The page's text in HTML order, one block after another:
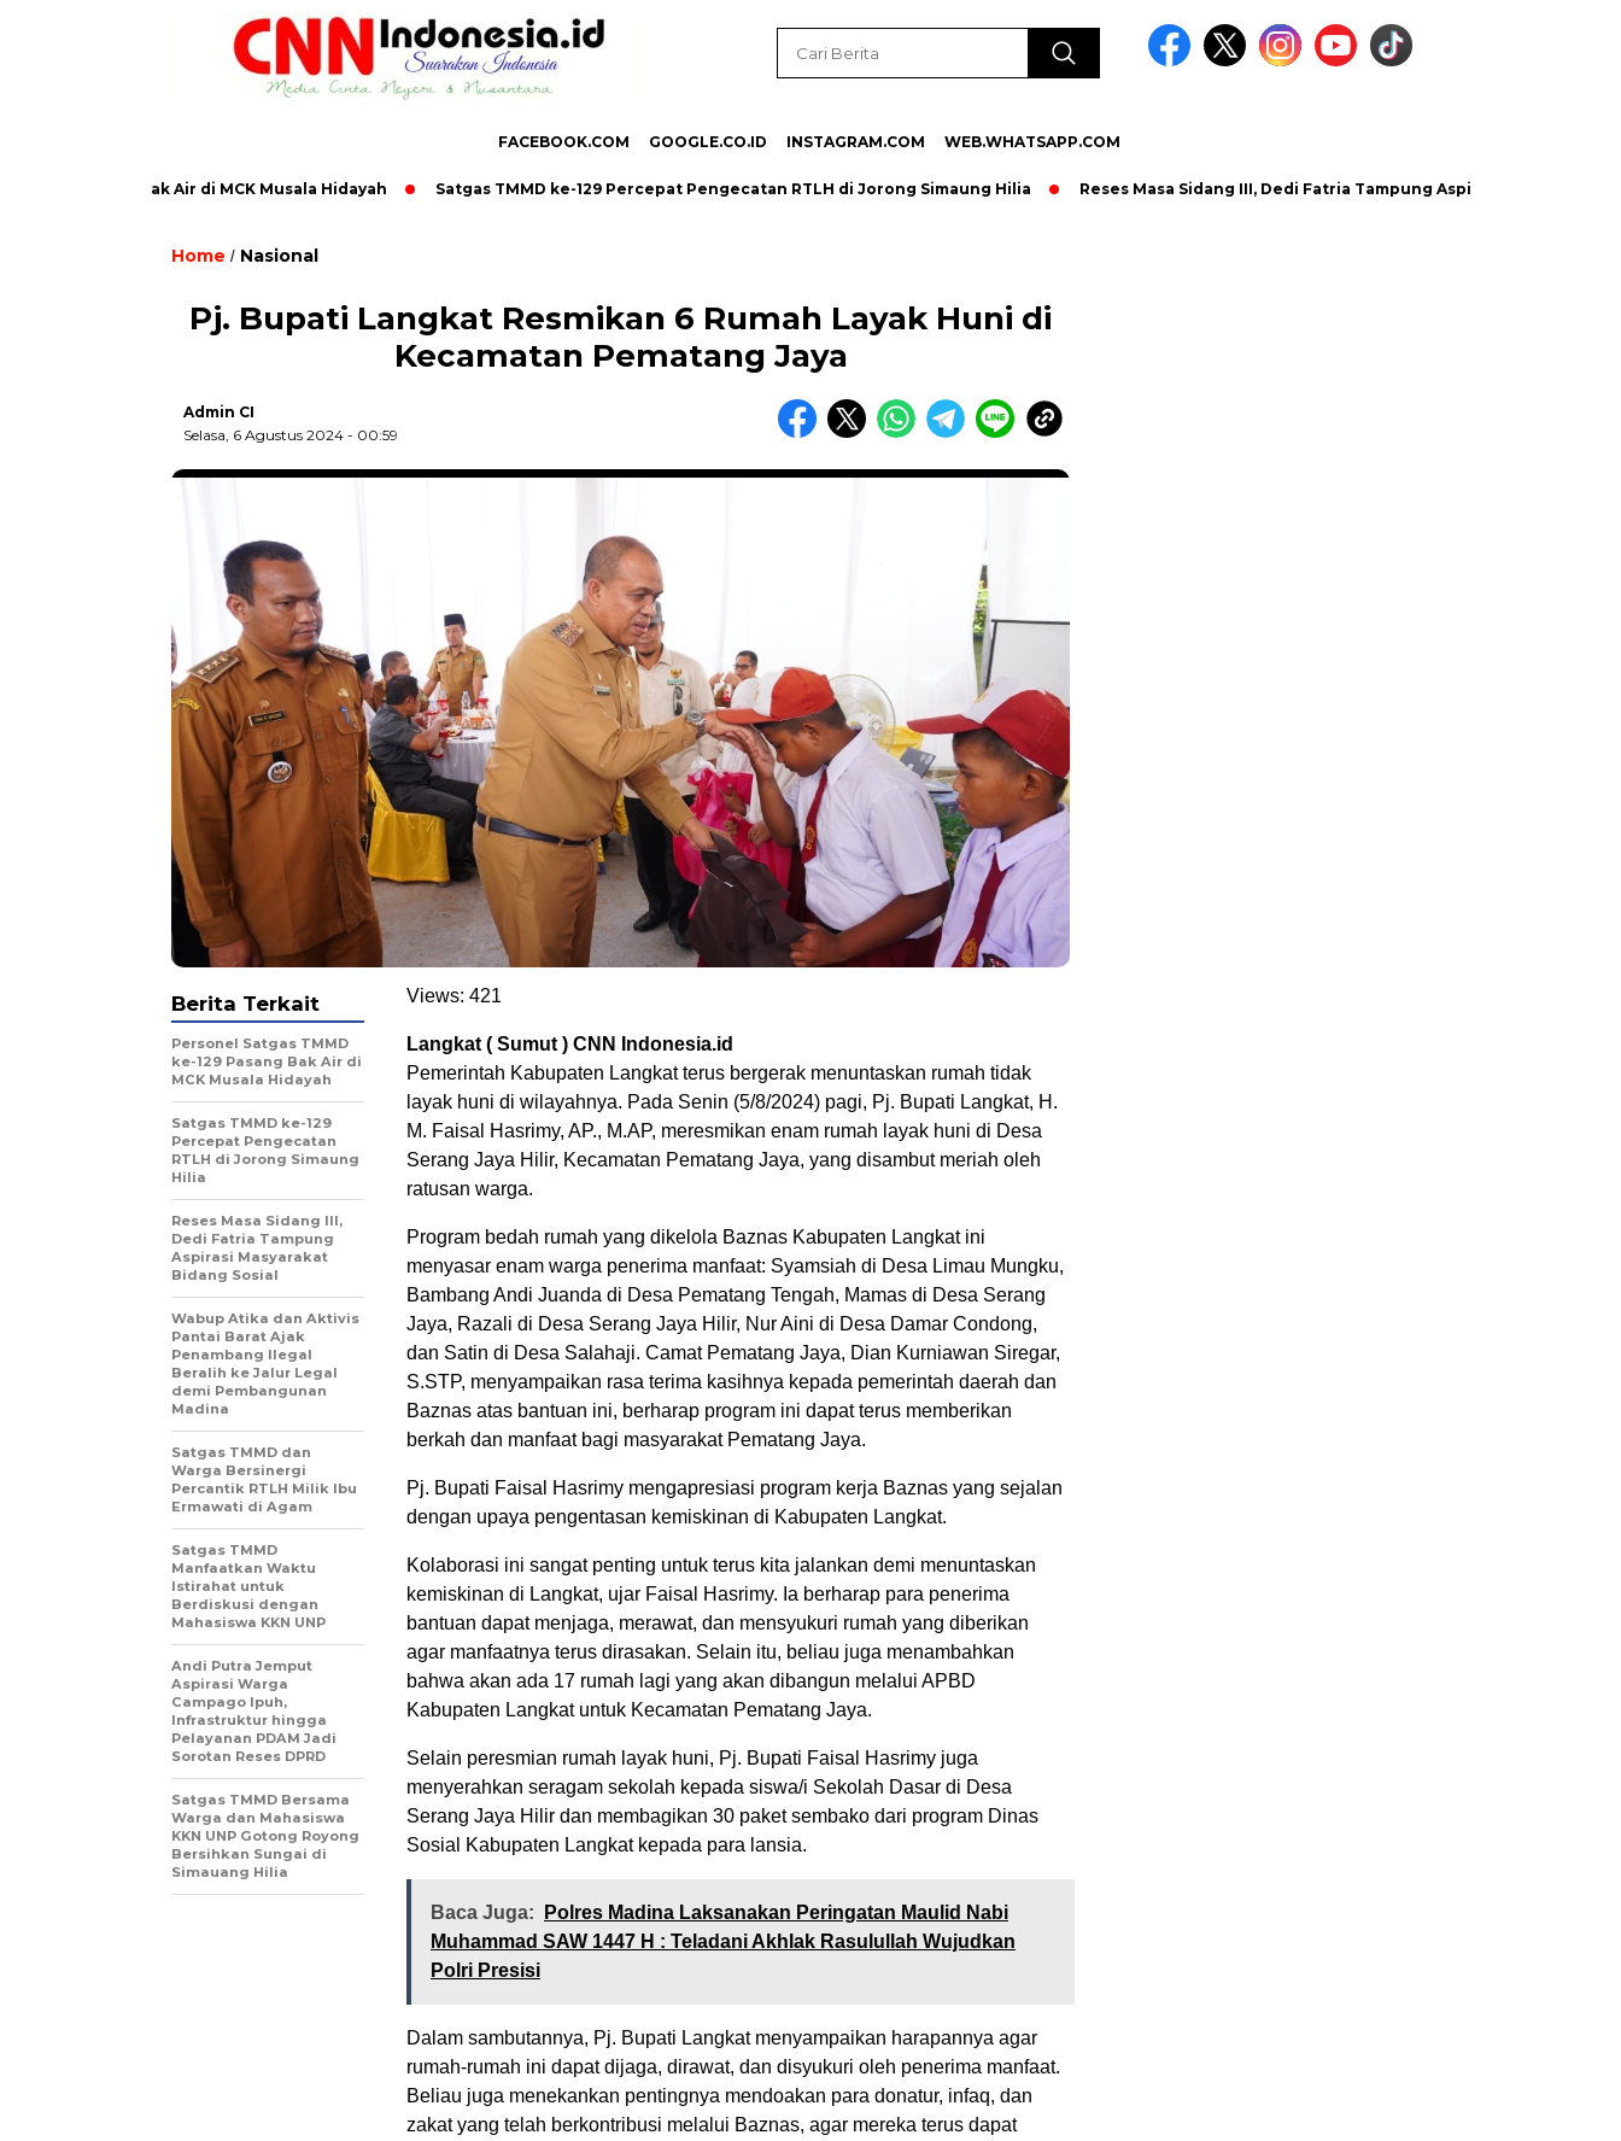
FACEBOOK.COM GOOGLE.CO.ID INSTAGRAM.COM WEB.WHATSAPP.COM
Pasang Bak Air di MCK Musala Hidayah Satgas TMMD ke-129 Percepat Pengecatan RTLH di Jorong Simaung Hilia Reses Masa Sidang III, Dedi Fatria Tampung Aspirasi Masyarakat Bidang
Home / Nasional
Pj. Bupati Langkat Resmikan 6 Rumah Layak Huni di
Kecamatan Pematang Jaya
Admin CI
Selasa, 6 Agustus 2024 - 00:59
Views: 421
Langkat ( Sumut ) CNN Indonesia.id
Pemerintah Kabupaten Langkat terus bergerak menuntaskan rumah tidak
layak huni di wilayahnya. Pada Senin (5/8/2024) pagi, Pj. Bupati Langkat, H.
M. Faisal Hasrimy, AP., M.AP, meresmikan enam rumah layak huni di Desa
Serang Jaya Hilir, Kecamatan Pematang Jaya, yang disambut meriah oleh
ratusan warga.
Program bedah rumah yang dikelola Baznas Kabupaten Langkat ini
menyasar enam warga penerima manfaat: Syamsiah di Desa Limau Mungku,
Bambang Andi Juanda di Desa Pematang Tengah, Mamas di Desa Serang
Jaya, Razali di Desa Serang Jaya Hilir, Nur Aini di Desa Damar Condong,
dan Satin di Desa Salahaji. Camat Pematang Jaya, Dian Kurniawan Siregar,
S.STP, menyampaikan rasa terima kasihnya kepada pemerintah daerah dan
Baznas atas bantuan ini, berharap program ini dapat terus memberikan
berkah dan manfaat bagi masyarakat Pematang Jaya.
Pj. Bupati Faisal Hasrimy mengapresiasi program kerja Baznas yang sejalan
dengan upaya pengentasan kemiskinan di Kabupaten Langkat.
Kolaborasi ini sangat penting untuk terus kita jalankan demi menuntaskan
kemiskinan di Langkat, ujar Faisal Hasrimy. Ia berharap para penerima
bantuan dapat menjaga, merawat, dan mensyukuri rumah yang diberikan
agar manfaatnya terus dirasakan. Selain itu, beliau juga menambahkan
bahwa akan ada 17 rumah lagi yang akan dibangun melalui APBD
Kabupaten Langkat untuk Kecamatan Pematang Jaya.
Selain peresmian rumah layak huni, Pj. Bupati Faisal Hasrimy juga
menyerahkan seragam sekolah kepada siswa/i Sekolah Dasar di Desa
Serang Jaya Hilir dan membagikan 30 paket sembako dari program Dinas
Sosial Kabupaten Langkat kepada para lansia.
Baca Juga:
Polres Madina Laksanakan Peringatan Maulid Nabi
Muhammad SAW 1447 H : Teladani Akhlak Rasulullah Wujudkan
Polri Presisi
Dalam sambutannya, Pj. Bupati Langkat menyampaikan harapannya agar
rumah-rumah ini dapat dijaga, dirawat, dan disyukuri oleh penerima manfaat.
Beliau juga menekankan pentingnya mendoakan para donatur, infaq, dan
zakat yang telah berkontribusi melalui Baznas, agar mereka terus dapat
Berita Terkait
Personel Satgas TMMD
ke-129 Pasang Bak Air di
MCK Musala Hidayah
Satgas TMMD ke-129
Percepat Pengecatan
RTLH di Jorong Simaung
Hilia
Reses Masa Sidang III,
Dedi Fatria Tampung
Aspirasi Masyarakat
Bidang Sosial
Wabup Atika dan Aktivis
Pantai Barat Ajak
Penambang Ilegal
Beralih ke Jalur Legal
demi Pembangunan
Madina
Satgas TMMD dan
Warga Bersinergi
Percantik RTLH Milik Ibu
Ermawati di Agam
Satgas TMMD
Manfaatkan Waktu
Istirahat untuk
Berdiskusi dengan
Mahasiswa KKN UNP
Andi Putra Jemput
Aspirasi Warga
Campago Ipuh,
Infrastruktur hingga
Pelayanan PDAM Jadi
Sorotan Reses DPRD
Satgas TMMD Bersama
Warga dan Mahasiswa
KKN UNP Gotong Royong
Bersihkan Sungai di
Simauang Hilia